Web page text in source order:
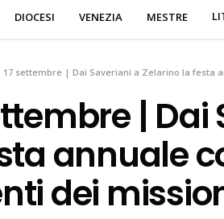
DIOCESI VENEZIA MESTRE
17 settembre | Dai Saveriani a Zelarino la festa
|
annuale
dei